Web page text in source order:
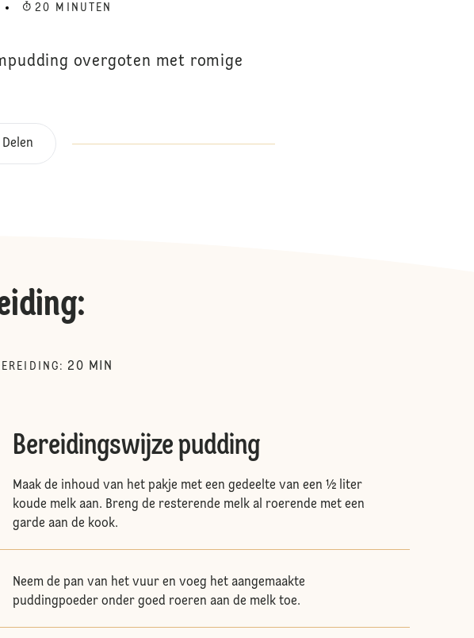
20 MINUTEN
overgoten met romige
Delen
:
: 20 MIN
Bereidingswijze pudding
Maak de inhoud van het pakje met een gedeelte van een ½ liter
koude melk aan. Breng de resterende melk al roerende met een
garde aan de kook.
Neem de pan van het vuur en voeg het aangemaakte
puddingpoeder onder goed roeren aan de melk toe.